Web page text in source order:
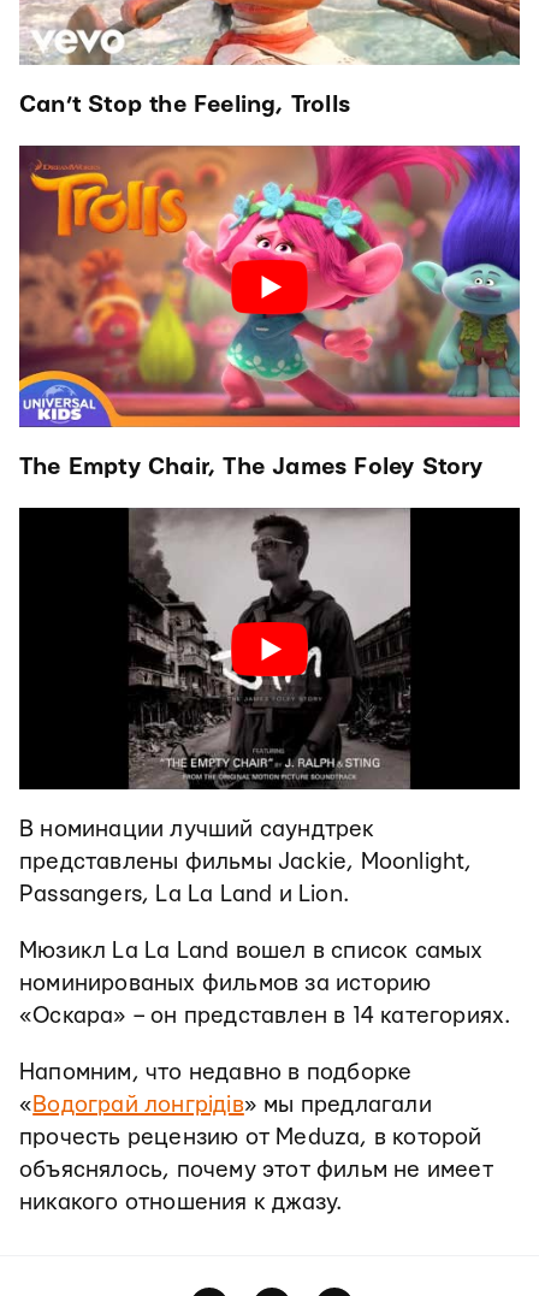
Can’t Stop the Feeling, Trolls
The Empty Chair, The James Foley Story
В номинации лучший саундтрек
представлены фильмы Jackie, Moonlight,
Passangers, La La Land и Lion.
Мюзикл La La Land вошел в список самых
номинированых фильмов за историю
«Оскара» – он представлен в 14 категориях.
Напомним, что недавно в подборке
« Водограй лонгрідів» мы предлагали
прочесть рецензию от Meduza, в которой
объяснялось, почему этот фильм не имеет
никакого отношения к джазу.